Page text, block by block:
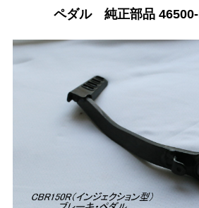
ペダル 純正部品 46500-